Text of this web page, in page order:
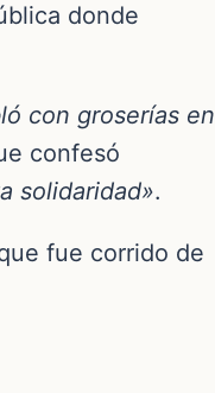
donde
con groserías en
confesó
solidaridad».
fue corrido de